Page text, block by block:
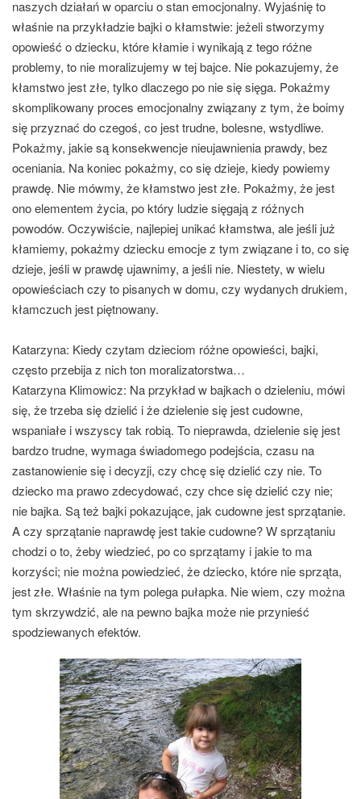
naszych działań w oparciu o stan emocjonalny. Wyjaśnię to
właśnie na przykładzie bajki o kłamstwie: jeżeli stworzymy
opowieść o dziecku, które kłamie i wynikają z tego różne
problemy, to nie moralizujemy w tej bajce. Nie pokazujemy, że
kłamstwo jest złe, tylko dlaczego po nie się sięga. Pokażmy
skomplikowany proces emocjonalny związany z tym, że boimy
się przyznać do czegoś, co jest trudne, bolesne, wstydliwe.
Pokażmy, jakie są konsekwencje nieujawnienia prawdy, bez
oceniania. Na koniec pokażmy, co się dzieje, kiedy powiemy
prawdę. Nie mówmy, że kłamstwo jest złe. Pokażmy, że jest
ono elementem życia, po który ludzie sięgają z różnych
powodów. Oczywiście, najlepiej unikać kłamstwa, ale jeśli już
kłamiemy, pokażmy dziecku emocje z tym związane i to, co się
dzieje, jeśli w prawdę ujawnimy, a jeśli nie. Niestety, w wielu
opowieściach czy to pisanych w domu, czy wydanych drukiem,
kłamczuch jest piętnowany.
Katarzyna: Kiedy czytam dzieciom różne opowieści, bajki,
często przebija z nich ton moralizatorstwa…
Katarzyna Klimowicz: Na przykład w bajkach o dzieleniu, mówi
się, że trzeba się dzielić i że dzielenie się jest cudowne,
wspaniałe i wszyscy tak robią. To nieprawda, dzielenie się jest
bardzo trudne, wymaga świadomego podejścia, czasu na
zastanowienie się i decyzji, czy chcę się dzielić czy nie. To
dziecko ma prawo zdecydować, czy chce się dzielić czy nie;
nie bajka. Są też bajki pokazujące, jak cudowne jest sprzątanie.
A czy sprzątanie naprawdę jest takie cudowne? W sprzątaniu
chodzi o to, żeby wiedzieć, po co sprzątamy i jakie to ma
korzyści; nie można powiedzieć, że dziecko, które nie sprząta,
jest złe. Właśnie na tym polega pułapka. Nie wiem, czy można
tym skrzywdzić, ale na pewno bajka może nie przynieść
spodziewanych efektów.